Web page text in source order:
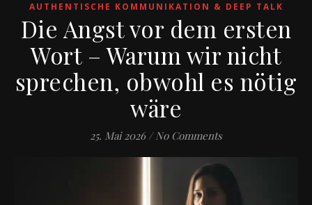
AUTHENTISCHE KOMMUNIKATION & DEEP TALK
Die Angst vor dem ersten
Wort – Warum wir nicht
sprechen, obwohl es nötig
wäre
25. Mai 2026 / No Comments